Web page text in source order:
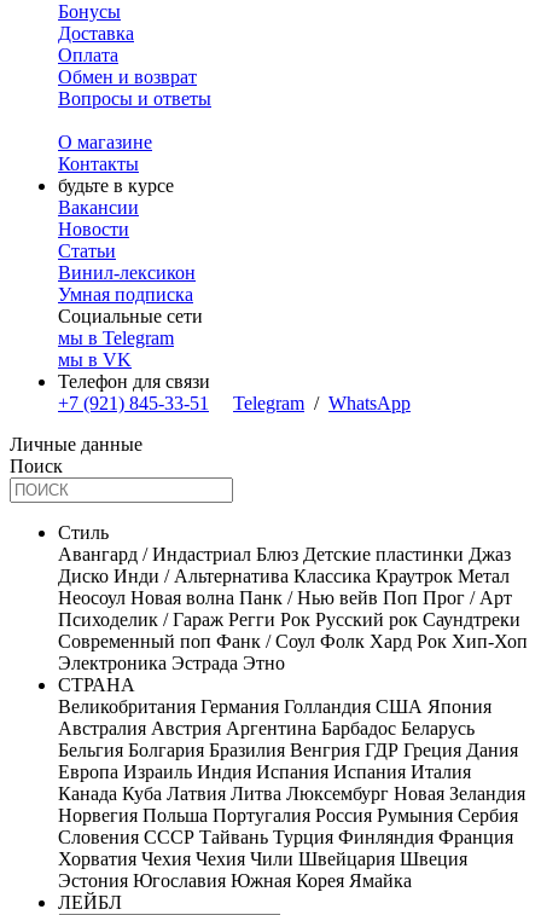
Бонусы
Доставка
Оплата
Обмен и возврат
Вопросы и ответы
О магазине
Контакты
будьте в курсе
Вакансии
Новости
Статьи
Винил-лексикон
Умная подписка
Социальные сети
мы в Telegram
мы в VK
Телефон для связи
+7 (921) 845-33-51
Telegram / WhatsApp
Личные данные
Поиск
Стиль
Авангард / Индастриал Блюз Детские пластинки Джаз
Диско Инди / Альтернатива Классика Краутрок Метал
Неосоул Новая волна Панк / Нью вейв Поп Прог / Арт
Психоделик / Гараж Регги Рок Русский рок Саундтреки
Современный поп Фанк / Соул Фолк Хард Рок Хип-Хоп
Электроника Эстрада Этно
СТРАНА
Великобритания Германия Голландия США Япония
Австралия Австрия Аргентина Барбадос Беларусь
Бельгия Болгария Бразилия Венгрия ГДР Греция Дания
Европа Израиль Индия Испания Испания Италия
Канада Куба Латвия Литва Люксембург Новая Зеландия
Норвегия Польша Португалия Россия Румыния Сербия
Словения СССР Тайвань Турция Финляндия Франция
Хорватия Чехия Чехия Чили Швейцария Швеция
Эстония Югославия Южная Корея Ямайка
ЛЕЙБЛ